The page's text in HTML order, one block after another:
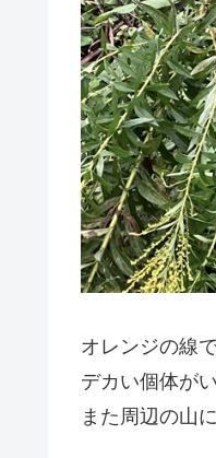
オレンジの線
デカい個体が
また周辺の山